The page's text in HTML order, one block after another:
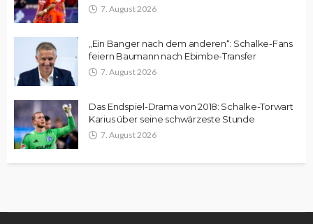
7. August 2026
„Ein Banger nach dem anderen“: Schalke-Fans
feiern Baumann nach Ebimbe-Transfer
7. August 2026
Das Endspiel-Drama von 2018: Schalke-Torwart
Karius über seine schwärzeste Stunde
7. August 2026